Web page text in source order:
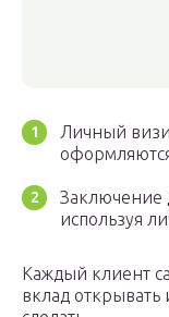
Личный
Заключение
используя
Каждый клиент
вклад